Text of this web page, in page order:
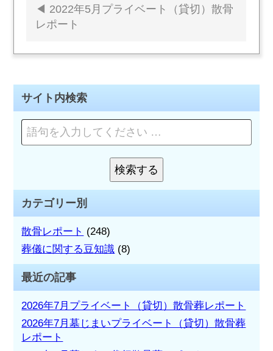
投
ビ
ゲ
ー
ョ
ン
2022年5月プライベート（貸切）散骨
レポート
サイト内検索
ペ
ー
索:
検索する
検
カテゴリー別
散骨レポート (248)
葬儀に関する豆知識 (8)
最近の記事
2026年7月プライベート（貸切）散骨葬レポート
2026年7月墓じまいプライベート（貸切）散骨葬
レポート